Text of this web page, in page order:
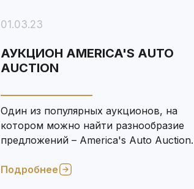
01.03.23
АУКЦИОН AMERICA'S AUTO
AUCTION
Один из популярных аукционов, на
котором можно найти разнообразие
предложений – America's Auto Auction
Подробнее